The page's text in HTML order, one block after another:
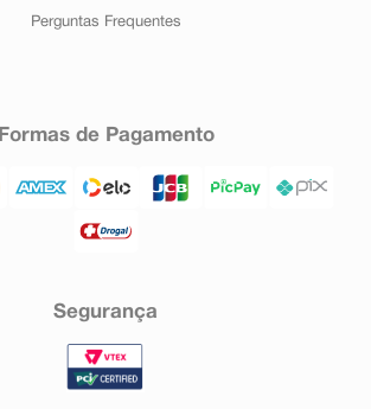
Perguntas Frequentes
Formas de Pagamento
Segurança